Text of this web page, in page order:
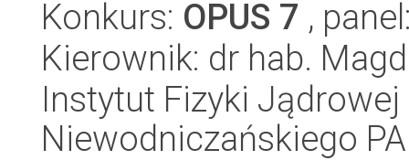
Konkurs: OPUS 7 ,
Kierownik: dr hab.
Instytut Fizyki
Niewodniczańskiego